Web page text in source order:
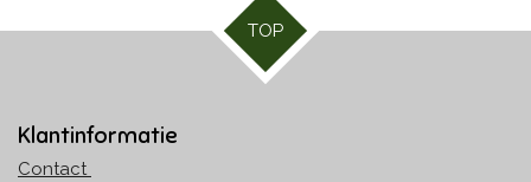
TOP
Klantinformatie
Contact